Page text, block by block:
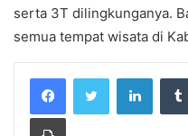
serta 3T dilingkunganya.
semua tempat wisata di
Print